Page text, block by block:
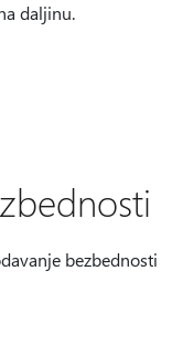
daljinu.
bezbednosti